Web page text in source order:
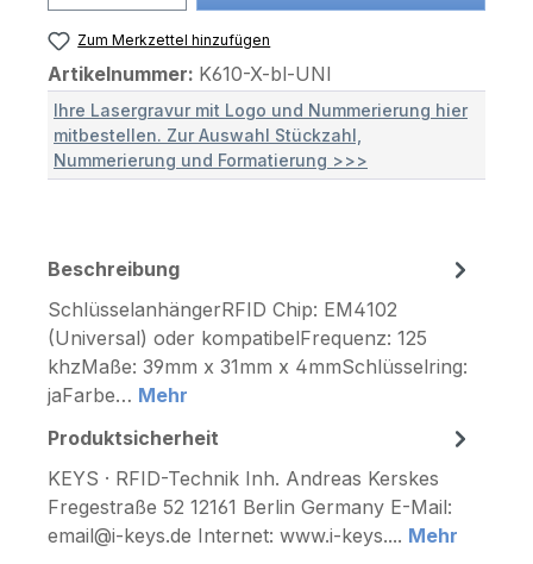
Zum Merkzettel hinzufügen
Artikelnummer: K610-X-bl-UNI
Ihre Lasergravur mit Logo und Nummerierung hier
mitbestellen. Zur Auswahl Stückzahl,
Nummerierung und Formatierung >>>
Beschreibung
SchlüsselanhängerRFID Chip: EM4102
(Universal) oder kompatibelFrequenz: 125
khzMaße: 39mm x 31mm x 4mmSchlüsselring:
jaFarbe… Mehr
Produktsicherheit
KEYS · RFID-Technik Inh. Andreas Kerskes
Fregestraße 52 12161 Berlin Germany E-Mail:
email@i-keys.de Internet: www.i-keys.... Mehr